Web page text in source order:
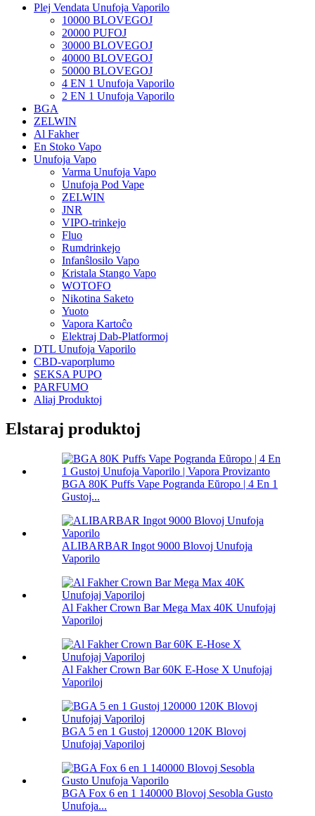
Plej Vendata Unufoja Vaporilo
10000 BLOVEGOJ
20000 PUFOJ
30000 BLOVEGOJ
40000 BLOVEGOJ
50000 BLOVEGOJ
4 EN 1 Unufoja Vaporilo
2 EN 1 Unufoja Vaporilo
BGA
ZELWIN
Al Fakher
En Stoko Vapo
Unufoja Vapo
Varma Unufoja Vapo
Unufoja Pod Vape
ZELWIN
JNR
VIPO-trinkejo
Fluo
Rumdrinkejo
Infanŝlosilo Vapo
Kristala Stango Vapo
WOTOFO
Nikotina Saketo
Yuoto
Vapora Kartoĉo
Elektraj Dab-Platformoj
DTL Unufoja Vaporilo
CBD-vaporplumo
SEKSA PUPO
PARFUMO
Aliaj Produktoj
Elstaraj produktoj
BGA 80K Puffs Vape Pogranda Eŭropo | 4 En 1
Gustoj...
ALIBARBAR Ingot 9000 Blovoj Unufoja
Vaporilo
Al Fakher Crown Bar Mega Max 40K Unufojaj
Vaporiloj
Al Fakher Crown Bar 60K E-Hose X Unufojaj
Vaporiloj
BGA 5 en 1 Gustoj 120000 120K Blovoj
Unufojaj Vaporiloj
BGA Fox 6 en 1 140000 Blovoj Sesobla Gusto
Unufoja...